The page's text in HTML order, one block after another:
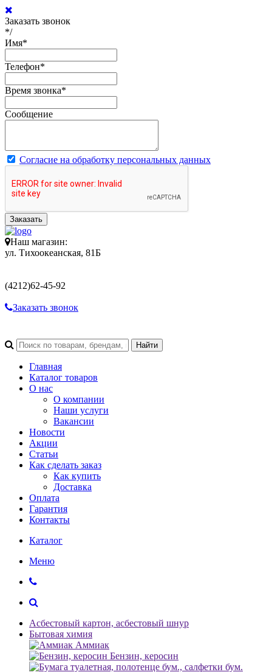
Заказать звонок
*/
Имя*
Телефон*
Время звонка*
Сообщение
Согласие на обработку персональных данных
Заказать
Наш магазин:
ул. Тихоокеанская, 81Б
(4212)62-45-92
Заказать звонок
Главная
Каталог товаров
О нас
О компании
Наши услуги
Вакансии
Новости
Акции
Статьи
Как сделать заказ
Как купить
Доставка
Оплата
Гарантия
Контакты
Каталог
Меню
Асбестовый картон, асбестовый шнур
Бытовая химия
Аммиак
Бензин, керосин